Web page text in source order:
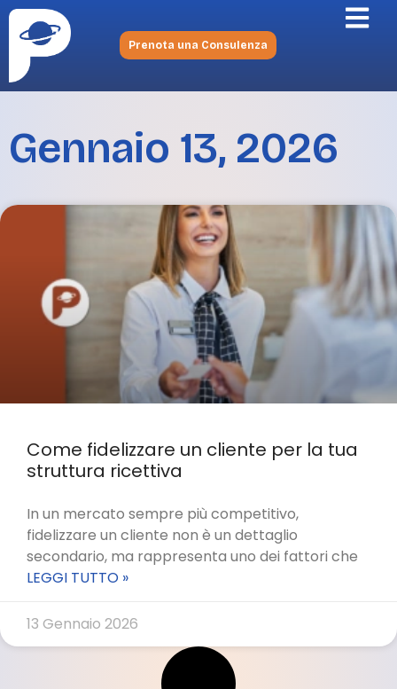
Prenota una Consulenza
Gennaio 13, 2026
Come fidelizzare un cliente per la tua
struttura ricettiva
In un mercato sempre più competitivo,
fidelizzare un cliente non è un dettaglio
secondario, ma rappresenta uno dei fattori che
LEGGI TUTTO »
13 Gennaio 2026